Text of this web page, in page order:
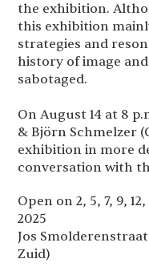
the exhibition.
this exhibition
strategies and
history of image
sabotaged.
On August 14 at 8
& Björn Schmelzer
exhibition in more
conversation with
Open on 2, 5, 7, 9,
2025
Jos
Zuid)